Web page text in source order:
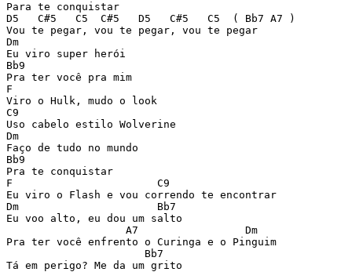
Para te conquistar
D5   C#5   C5  C#5   D5   C#5   C5  ( Bb7 A7 )
Vou te pegar, vou te pegar, vou te pegar
Dm
Eu viro super herói
Bb9
Pra ter você pra mim
F
Viro o Hulk, mudo o look
C9
Uso cabelo estilo Wolverine
Dm
Faço de tudo no mundo
Bb9
Pra te conquistar
F                       C9
Eu viro o Flash e vou correndo te encontrar
Dm                      Bb7
Eu voo alto, eu dou um salto
                   A7                 Dm
Pra ter você enfrento o Curinga e o Pinguim
                      Bb7
Tá em perigo? Me da um grito